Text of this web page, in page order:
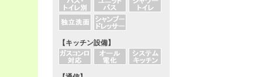
【キッチン設備】